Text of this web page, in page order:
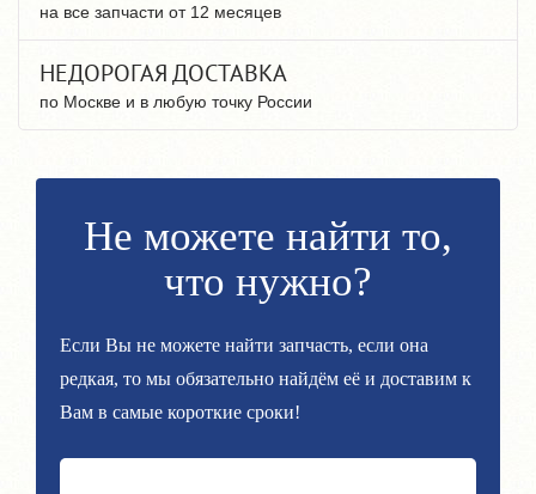
на все запчасти от 12 месяцев
НЕДОРОГАЯ ДОСТАВКА
по Москве и в любую точку России
Не можете найти то,
что нужно?
Если Вы не можете найти запчасть, если она
редкая, то мы обязательно найдём её и доставим к
Вам в самые короткие сроки!